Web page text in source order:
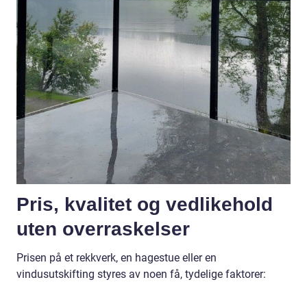
Pris, kvalitet og vedlikehold
uten overraskelser
Prisen på et rekkverk, en hagestue eller en
vindusutskifting styres av noen få, tydelige faktorer: